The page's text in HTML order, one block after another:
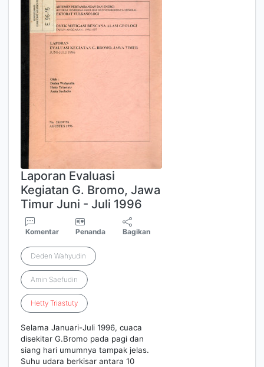
Laporan Evaluasi
Kegiatan G. Bromo, Jawa
Timur Juni - Juli 1996
Komentar Penanda Bagikan
Deden Wahyudin
Amin Saefudin
Hetty Triastuty
Selama Januari-Juli 1996, cuaca
disekitar G.Bromo pada pagi dan
siang hari umumnya tampak jelas.
Suhu udara berkisar antara 10